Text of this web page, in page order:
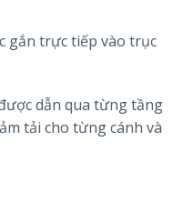
gắn trực tiếp vào trục
dẫn qua từng tầng
tải cho từng cánh và